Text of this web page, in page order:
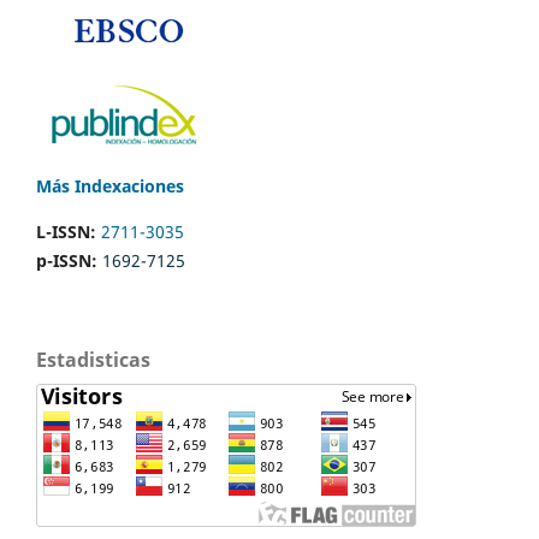
Más Indexaciones
L-ISSN: 2711-3035
p-ISSN: 1692-7125
Estadisticas